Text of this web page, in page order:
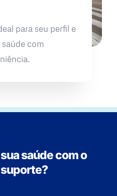
para seu perfil e
com
saúde com o